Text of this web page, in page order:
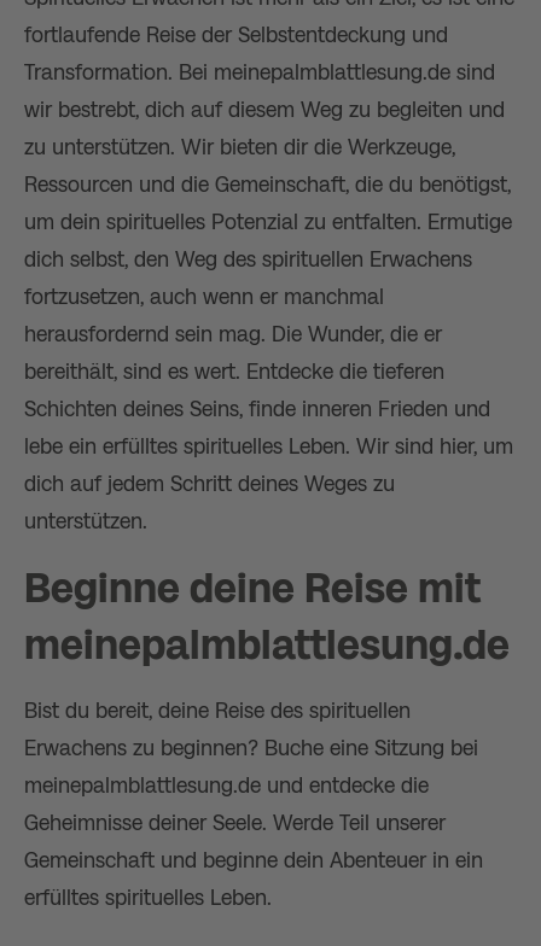
fortlaufende Reise der Selbstentdeckung und
Transformation. Bei meinepalmblattlesung.de sind
wir bestrebt, dich auf diesem Weg zu begleiten und
zu unterstützen. Wir bieten dir die Werkzeuge,
Ressourcen und die Gemeinschaft, die du benötigst,
um dein spirituelles Potenzial zu entfalten. Ermutige
dich selbst, den Weg des spirituellen Erwachens
fortzusetzen, auch wenn er manchmal
herausfordernd sein mag. Die Wunder, die er
bereithält, sind es wert. Entdecke die tieferen
Schichten deines Seins, finde inneren Frieden und
lebe ein erfülltes spirituelles Leben. Wir sind hier, um
dich auf jedem Schritt deines Weges zu
unterstützen.
Beginne deine Reise mit
meinepalmblattlesung.de
Bist du bereit, deine Reise des spirituellen
Erwachens zu beginnen? Buche eine Sitzung bei
meinepalmblattlesung.de und entdecke die
Geheimnisse deiner Seele. Werde Teil unserer
Gemeinschaft und beginne dein Abenteuer in ein
erfülltes spirituelles Leben.